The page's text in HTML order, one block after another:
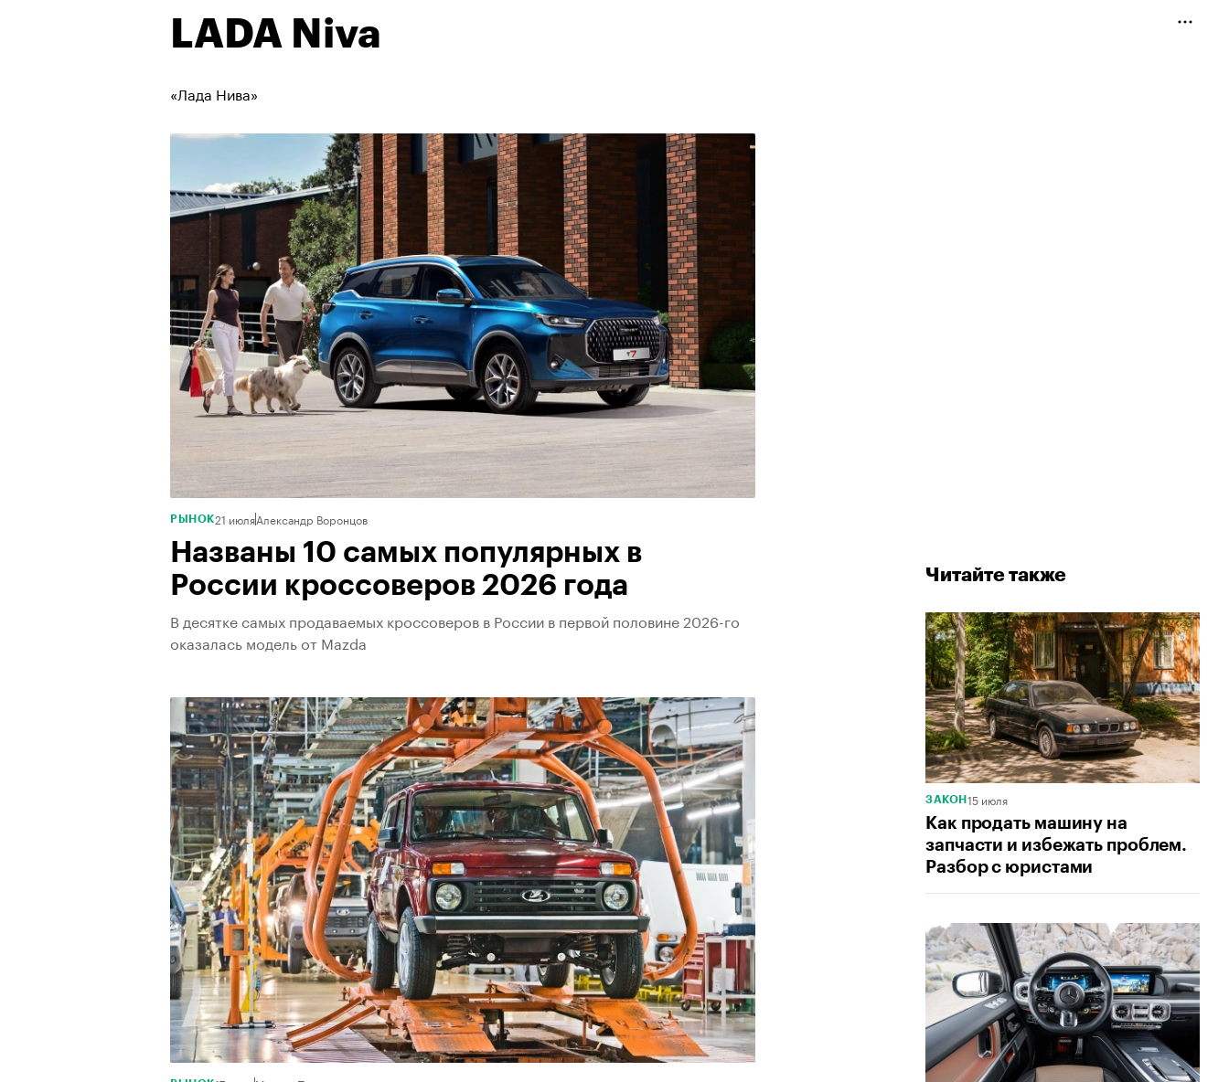
LADA Niva
«Лада Нива»
РЫНОК21 июляАлександр Воронцов
Названы 10 самых популярных в
России кроссоверов 2026 года
В десятке самых продаваемых кроссоверов в России в первой половине 2026-го
оказалась модель от Mazda
Читайте также
ЗАКОН 15 июля
Как продать машину на
запчасти и избежать проблем.
Разбор с юристами